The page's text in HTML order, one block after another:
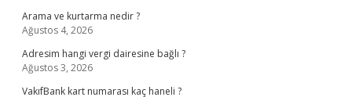
Arama ve kurtarma nedir ?
Ağustos 4, 2026
Adresim hangi vergi dairesine bağlı ?
Ağustos 3, 2026
VakıfBank kart numarası kaç haneli ?